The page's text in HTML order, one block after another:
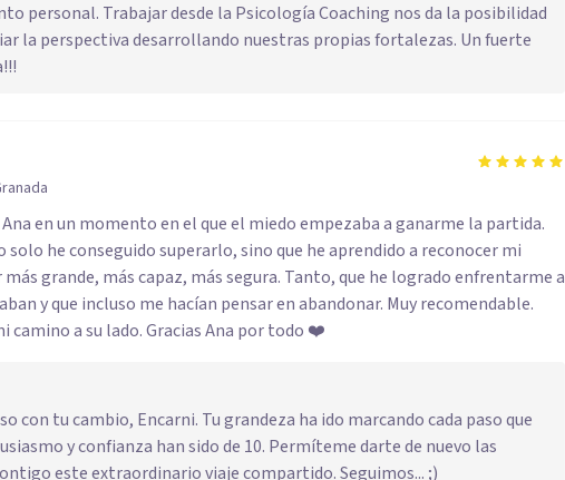
personal. Trabajar desde la Psicología Coaching nos da la posibilidad
la perspectiva desarrollando nuestras propias fortalezas. Un fuerte
en un momento en el que el miedo empezaba a ganarme la partida.
solo he conseguido superarlo, sino que he aprendido a reconocer mi
grande, más capaz, más segura. Tanto, que he logrado enfrentarme a
y que incluso me hacían pensar en abandonar. Muy recomendable.
camino a su lado. Gracias Ana por todo ❤️
con tu cambio, Encarni. Tu grandeza ha ido marcando cada paso que
y confianza han sido de 10. Permíteme darte de nuevo las
este extraordinario viaje compartido. Seguimos... ;)